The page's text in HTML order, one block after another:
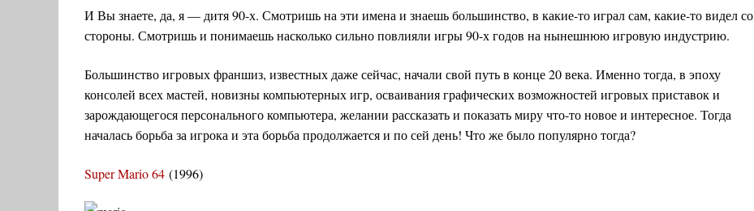
Аниме
РИВИС
Vertigo
Об авторе
И Вы знаете, да, я — дитя 90-х. Смотришь на эти имена и знаешь большинство, в какие-то играл сам, какие-то видел со
стороны. Смотришь и понимаешь насколько сильно повлияли игры 90-х годов на нынешнюю игровую индустрию.
Большинство игровых франшиз, известных даже сейчас, начали свой путь в конце 20 века. Именно тогда, в эпоху
консолей всех мастей, новизны компьютерных игр, осваивания графических возможностей игровых приставок и
зарождающегося персонального компьютера, желании рассказать и показать миру что-то новое и интересное. Тогда
началась борьба за игрока и эта борьба продолжается и по сей день! Что же было популярно тогда?
Super Mario 64 (1996)